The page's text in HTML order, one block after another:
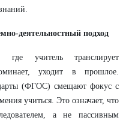
деятельностный подход
где учитель транслирует
уходит в прошлое.
(ФГОС) смещают фокус с
учиться. Это означает, что
а не пассивным